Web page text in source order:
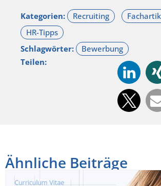
Kategorien:
Schlagwörter:
Teilen:
Ähnliche Beiträge